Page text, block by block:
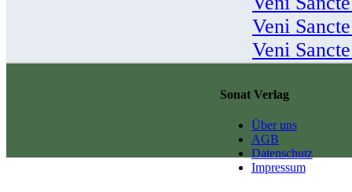
Veni
Veni
Sonat Verlag
Über uns
AGB
Datenschutz
Impressum